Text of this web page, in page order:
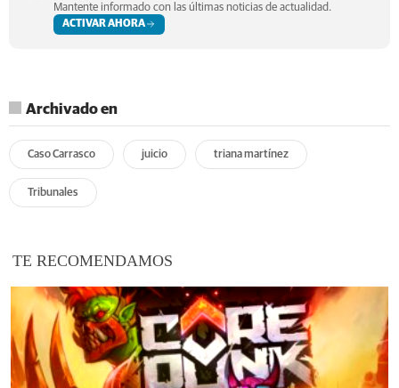
Mantente informado con las últimas noticias de actualidad.
ACTIVAR AHORA
Archivado en
Caso Carrasco juicio triana martínez
Tribunales
TE RECOMENDAMOS